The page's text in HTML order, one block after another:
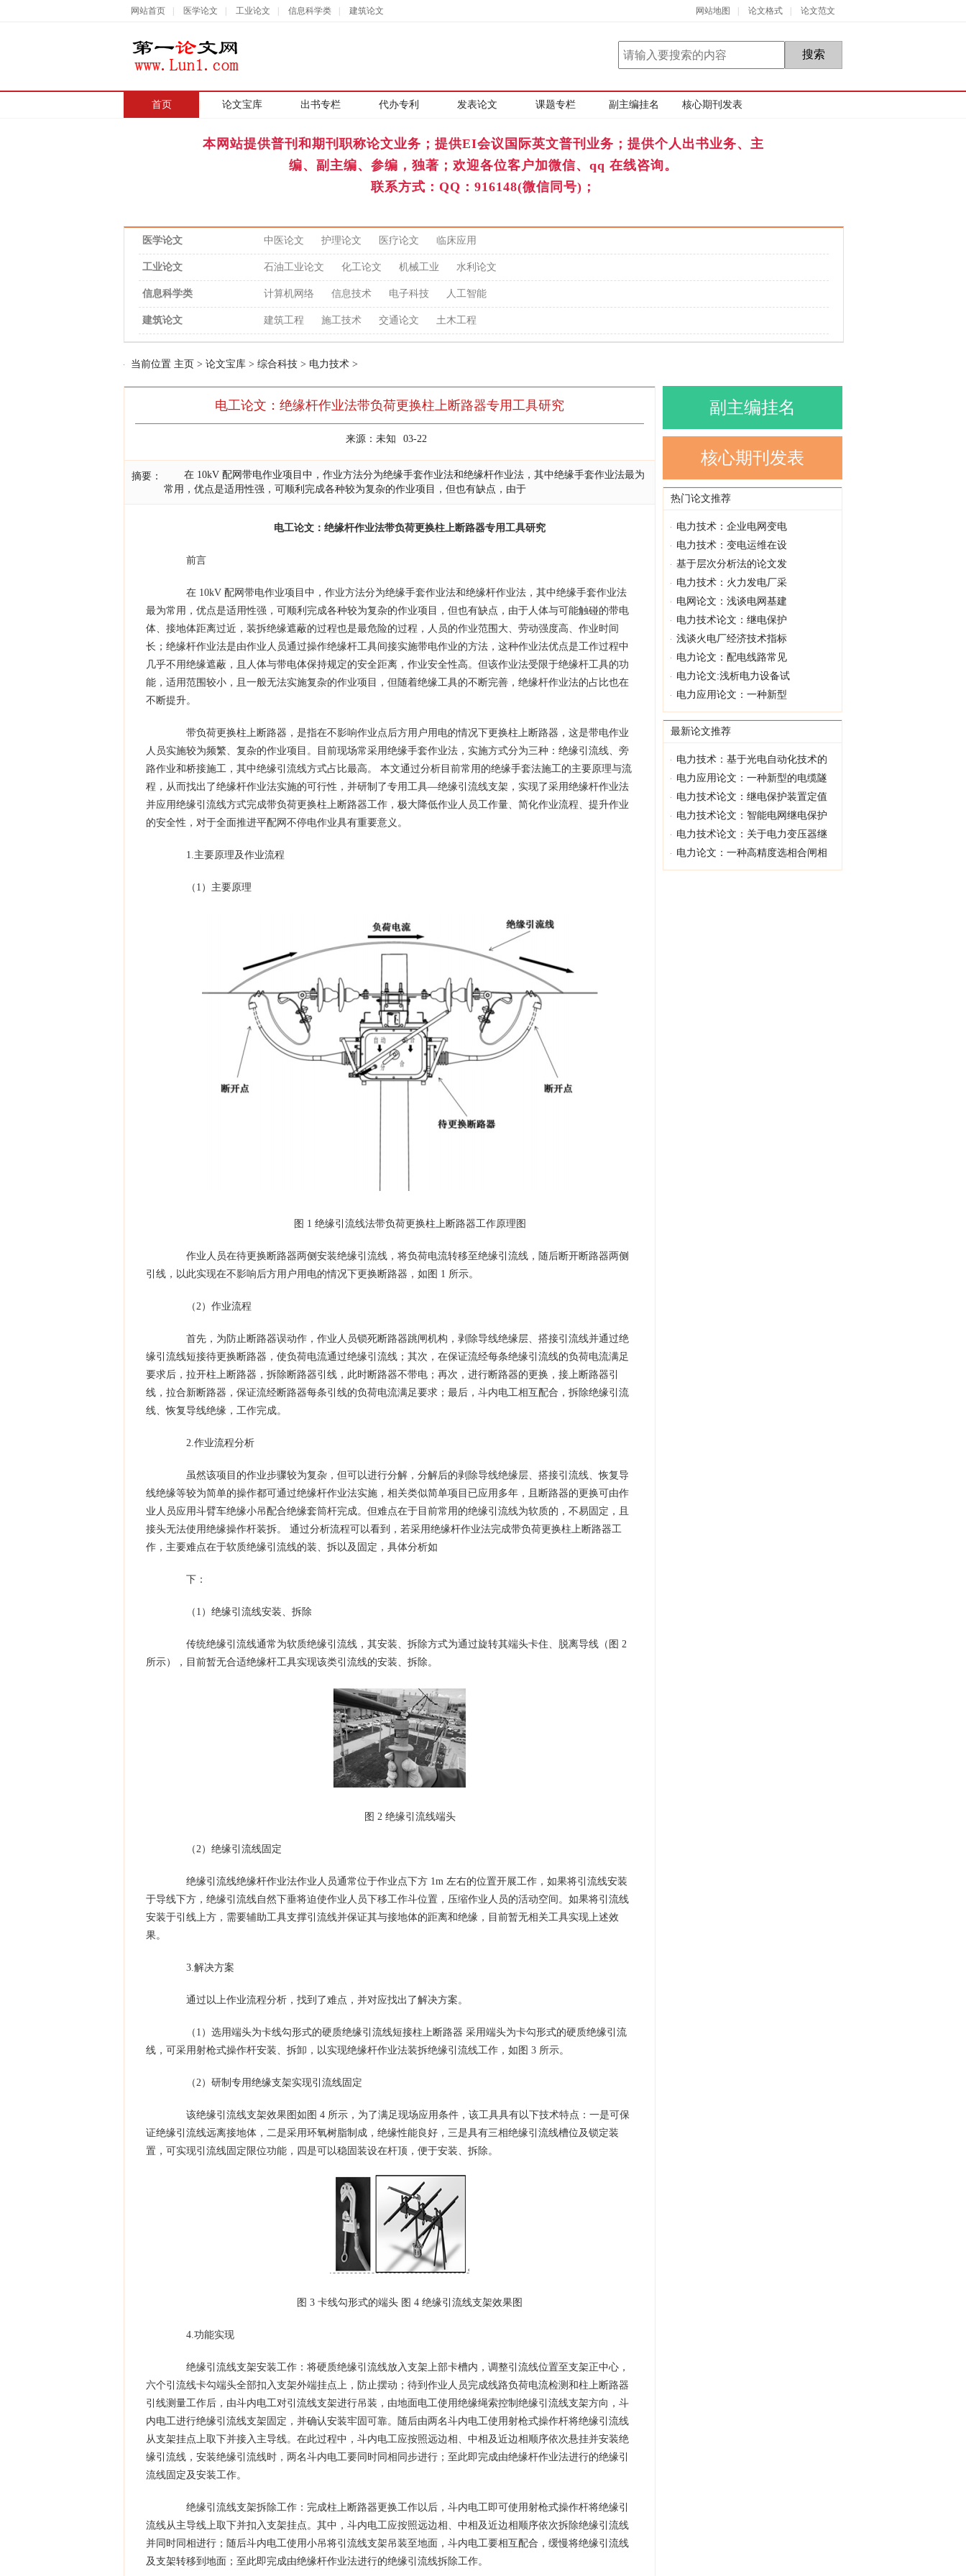
网站地图 论文格式 论文范文
网站首页 医学论文 工业论文 信息科学类 建筑论文
首页 论文宝库 出书专栏 代办专利 发表论文 课题专栏 副主编挂名 核心期刊发表
本网站提供普刊和期刊职称论文业务；提供EI会议国际英文普刊业务；提供个人出书业务、主
编、副主编、参编，独著；欢迎各位客户加微信、qq 在线咨询。
联系方式：QQ：916148(微信同号)；
医学论文 中医论文 护理论文 医疗论文 临床应用
工业论文 石油工业论文 化工论文 机械工业 水利论文
信息科学类 计算机网络 信息技术 电子科技 人工智能
建筑论文 建筑工程 施工技术 交通论文 土木工程
当前位置 主页 > 论文宝库 > 综合科技 > 电力技术 >
电工论文：绝缘杆作业法带负荷更换柱上断路器专用工具研究
来源：未知 03-22
摘要：
在 10kV 配网带电作业项目中，作业方法分为绝缘手套作业法和绝缘杆作业法，其中绝缘手套作业法最为
常用，优点是适用性强，可顺利完成各种较为复杂的作业项目，但也有缺点，由于
电工论文：绝缘杆作业法带负荷更换柱上断路器专用工具研究
前言
在 10kV 配网带电作业项目中，作业方法分为绝缘手套作业法和绝缘杆作业法，其中绝缘手套作业法
最为常用，优点是适用性强，可顺利完成各种较为复杂的作业项目，但也有缺点，由于人体与可能触碰的带电
体、接地体距离过近，装拆绝缘遮蔽的过程也是最危险的过程，人员的作业范围大、劳动强度高、作业时间
长；绝缘杆作业法是由作业人员通过操作绝缘杆工具间接实施带电作业的方法，这种作业法优点是工作过程中
几乎不用绝缘遮蔽，且人体与带电体保持规定的安全距离，作业安全性高。但该作业法受限于绝缘杆工具的功
能，适用范围较小，且一般无法实施复杂的作业项目，但随着绝缘工具的不断完善，绝缘杆作业法的占比也在
不断提升。
带负荷更换柱上断路器，是指在不影响作业点后方用户用电的情况下更换柱上断路器，这是带电作业
人员实施较为频繁、复杂的作业项目。目前现场常采用绝缘手套作业法，实施方式分为三种：绝缘引流线、旁
路作业和桥接施工，其中绝缘引流线方式占比最高。 本文通过分析目前常用的绝缘手套法施工的主要原理与流
程，从而找出了绝缘杆作业法实施的可行性，并研制了专用工具—绝缘引流线支架，实现了采用绝缘杆作业法
并应用绝缘引流线方式完成带负荷更换柱上断路器工作，极大降低作业人员工作量、简化作业流程、提升作业
的安全性，对于全面推进平配网不停电作业具有重要意义。
1.主要原理及作业流程
（1）主要原理
图 1 绝缘引流线法带负荷更换柱上断路器工作原理图
作业人员在待更换断路器两侧安装绝缘引流线，将负荷电流转移至绝缘引流线，随后断开断路器两侧
引线，以此实现在不影响后方用户用电的情况下更换断路器，如图 1 所示。
（2）作业流程
首先，为防止断路器误动作，作业人员锁死断路器跳闸机构，剥除导线绝缘层、搭接引流线并通过绝
缘引流线短接待更换断路器，使负荷电流通过绝缘引流线；其次，在保证流经每条绝缘引流线的负荷电流满足
要求后，拉开柱上断路器，拆除断路器引线，此时断路器不带电；再次，进行断路器的更换，接上断路器引
线，拉合新断路器，保证流经断路器每条引线的负荷电流满足要求；最后，斗内电工相互配合，拆除绝缘引流
线、恢复导线绝缘，工作完成。
2.作业流程分析
虽然该项目的作业步骤较为复杂，但可以进行分解，分解后的剥除导线绝缘层、搭接引流线、恢复导
线绝缘等较为简单的操作都可通过绝缘杆作业法实施，相关类似简单项目已应用多年，且断路器的更换可由作
业人员应用斗臂车绝缘小吊配合绝缘套筒杆完成。但难点在于目前常用的绝缘引流线为软质的，不易固定，且
接头无法使用绝缘操作杆装拆。 通过分析流程可以看到，若采用绝缘杆作业法完成带负荷更换柱上断路器工
作，主要难点在于软质绝缘引流线的装、拆以及固定，具体分析如
下：
（1）绝缘引流线安装、拆除
传统绝缘引流线通常为软质绝缘引流线，其安装、拆除方式为通过旋转其端头卡住、脱离导线（图 2
所示），目前暂无合适绝缘杆工具实现该类引流线的安装、拆除。
图 2 绝缘引流线端头
（2）绝缘引流线固定
绝缘引流线绝缘杆作业法作业人员通常位于作业点下方 1m 左右的位置开展工作，如果将引流线安装
于导线下方，绝缘引流线自然下垂将迫使作业人员下移工作斗位置，压缩作业人员的活动空间。如果将引流线
安装于引线上方，需要辅助工具支撑引流线并保证其与接地体的距离和绝缘，目前暂无相关工具实现上述效
果。
3.解决方案
通过以上作业流程分析，找到了难点，并对应找出了解决方案。
（1）选用端头为卡线勾形式的硬质绝缘引流线短接柱上断路器 采用端头为卡勾形式的硬质绝缘引流
线，可采用射枪式操作杆安装、拆卸，以实现绝缘杆作业法装拆绝缘引流线工作，如图 3 所示。
（2）研制专用绝缘支架实现引流线固定
该绝缘引流线支架效果图如图 4 所示，为了满足现场应用条件，该工具具有以下技术特点：一是可保
证绝缘引流线远离接地体，二是采用环氧树脂制成，绝缘性能良好，三是具有三相绝缘引流线槽位及锁定装
置，可实现引流线固定限位功能，四是可以稳固装设在杆顶，便于安装、拆除。
图 3 卡线勾形式的端头 图 4 绝缘引流线支架效果图
4.功能实现
绝缘引流线支架安装工作：将硬质绝缘引流线放入支架上部卡槽内，调整引流线位置至支架正中心，
六个引流线卡勾端头全部扣入支架外端挂点上，防止摆动；待到作业人员完成线路负荷电流检测和柱上断路器
引线测量工作后，由斗内电工对引流线支架进行吊装，由地面电工使用绝缘绳索控制绝缘引流线支架方向，斗
内电工进行绝缘引流线支架固定，并确认安装牢固可靠。随后由两名斗内电工使用射枪式操作杆将绝缘引流线
从支架挂点上取下并接入主导线。在此过程中，斗内电工应按照远边相、中相及近边相顺序依次悬挂并安装绝
缘引流线，安装绝缘引流线时，两名斗内电工要同时同相同步进行；至此即完成由绝缘杆作业法进行的绝缘引
流线固定及安装工作。
绝缘引流线支架拆除工作：完成柱上断路器更换工作以后，斗内电工即可使用射枪式操作杆将绝缘引
流线从主导线上取下并扣入支架挂点。其中，斗内电工应按照远边相、中相及近边相顺序依次拆除绝缘引流线
并同时同相进行；随后斗内电工使用小吊将引流线支架吊装至地面，斗内电工要相互配合，缓慢将绝缘引流线
及支架转移到地面；至此即完成由绝缘杆作业法进行的绝缘引流线拆除工作。
副主编挂名
核心期刊发表
热门论文推荐
电力技术：企业电网变电
电力技术：变电运维在设
基于层次分析法的论文发
电力技术：火力发电厂采
电网论文：浅谈电网基建
电力技术论文：继电保护
浅谈火电厂经济技术指标
电力论文：配电线路常见
电力论文:浅析电力设备试
电力应用论文：一种新型
最新论文推荐
电力技术：基于光电自动化技术的
电力应用论文：一种新型的电缆隧
电力技术论文：继电保护装置定值
电力技术论文：智能电网继电保护
电力技术论文：关于电力变压器继
电力论文：一种高精度选相合闸相